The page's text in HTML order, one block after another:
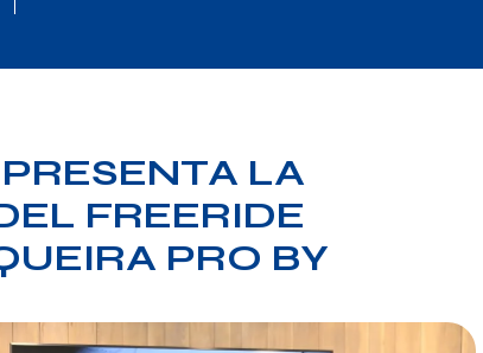
LA
FREERIDE
PRO BY